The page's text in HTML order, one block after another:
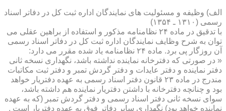
الف) وظیفه و مسئولیت های نمایندگان اداره ثبت كل در دفاتر اسناد
رسمی (۱۳۱۰ ـ ۱۳۵۴)
با تدقیق در ماده ۲۴ نظامنامه مذكور و استفاده از براهین عقلی می
توان به شرح وظایف نمایندگان اداره ثبت كل در دفاتر اسناد رسمی
آن روزگار پی برد. ماده ۲۴ نظامنامه یاد شده مقرر می دارد:
« در صورتی كه دفترخانه نماینده نداشته باشد، نگهداری نسخه ثانی
دفتر نماینده و دفتر عایدات و دفتر گردش تمبر و دفتر ثبت مكاتبات
مندرج در ماده ۲۳ قانون دفتر اسناد رسمی به عهده دفتریار خواهد
بود و چنانچه دفترخانه با داشتن دفتریار نماینده هم داشته باشد،
سوای نسخه ثانی دفتر اسناد رسمی و دفتر گردش تمبر (كه به عهده
نماینده خواهد بود) نگهداری سایر دفاتر فوق به عهده دفتریار است .